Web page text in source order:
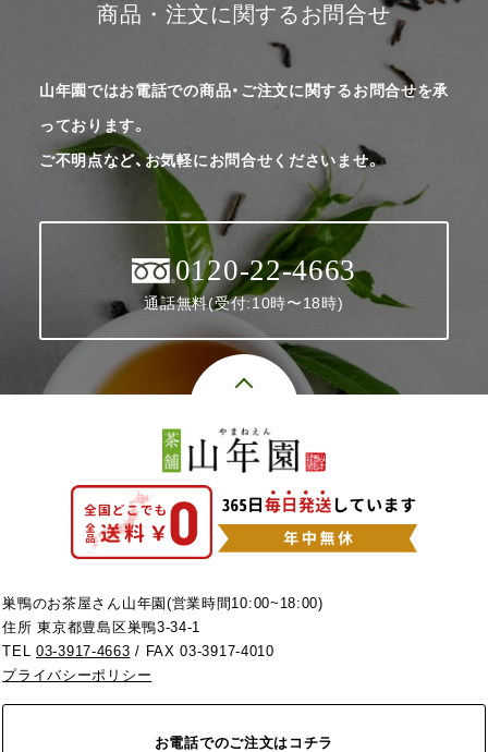
商品・注文に関するお問合せ
山年園ではお電話での商品・ご注文に関するお問合せを承
っております。
ご不明点など、お気軽にお問合せくださいませ。
0120-22-4663
通話無料(受付:10時〜18時)
巣鴨のお茶屋さん山年園(営業時間10:00~18:00)
住所 東京都豊島区巣鴨3-34-1
TEL03-3917-4663 / FAX 03-3917-4010
プライバシーポリシー
お電話でのご注文はコチラ